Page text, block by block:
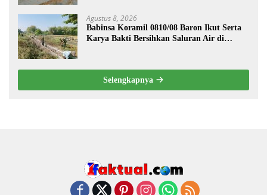
Agustus 8, 2026
Babinsa Koramil 0810/08 Baron Ikut Serta
Karya Bakti Bersihkan Saluran Air di
Selengkapnya